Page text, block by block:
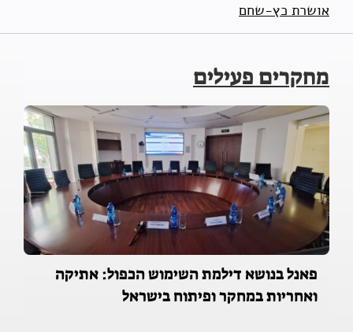
אושרת כץ-שחם
מחקרים פעילים
פאנל בנושא דילמת השימוש הכפול: אתיקה
ואחריות במחקר ופיתוח בישראל